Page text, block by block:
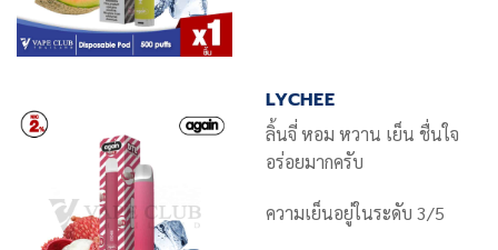
LYCHEE
ลิ้นจี่ หอม หวาน เย็น ชื่นใจ
อร่อยมากครับ
ความเย็นอยู่ในระดับ 3/5